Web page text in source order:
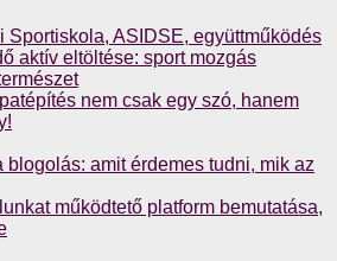
Sportiskola, ASIDSE, együttműködés
aktív eltöltése: sport mozgás
nem csak egy szó, hanem
blogolás: amit érdemes tudni, mik az
működtető platform bemutatása,